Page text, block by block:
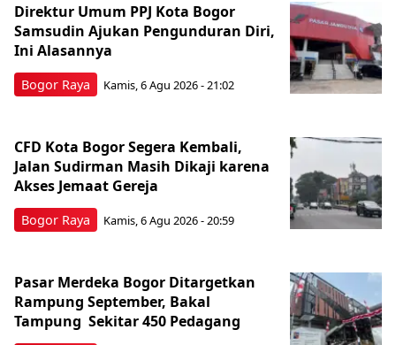
Bogor Raya
Direktur Umum PPJ Kota Bogor
Samsudin Ajukan Pengunduran Diri,
Ini Alasannya
Kamis, 6 Agu 2026 - 21:02
Bogor Raya
CFD Kota Bogor Segera Kembali,
Jalan Sudirman Masih Dikaji karena
Akses Jemaat Gereja
Kamis, 6 Agu 2026 - 20:59
Pasar Merdeka Bogor Ditargetkan
Rampung September, Bakal
Tampung Sekitar 450 Pedagang